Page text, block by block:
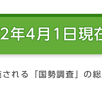
年4月1日現
れる「国勢調査」の